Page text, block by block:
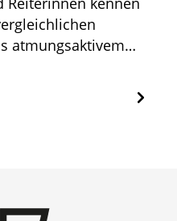
atmungsaktivem…